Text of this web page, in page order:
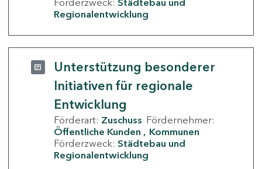
Förderzweck: Städtebau und
Regionalentwicklung
Unterstützung besonderer
Initiativen für regionale
Entwicklung
Förderart: Zuschuss Fördernehmer:
Öffentliche Kunden
Kommunen
Förderzweck: Städtebau und
Regionalentwicklung